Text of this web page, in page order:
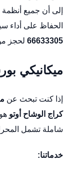
إلى أن جميع
الحفاظ على أداء
66633305لحجز
ميكانيكي
إذا كنت تبحث عن
كراج الوشاح أوتو
شاملة تشمل
خدماتنا: